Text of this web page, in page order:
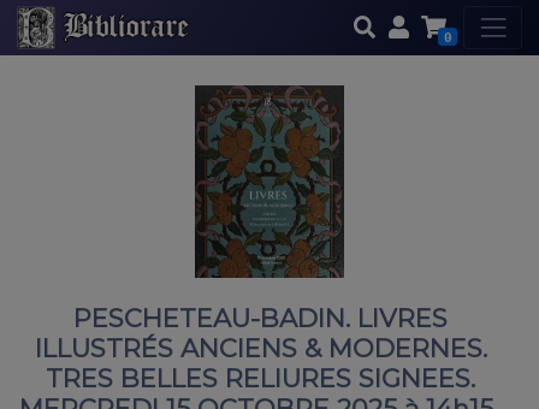
0
PESCHETEAU-BADIN. LIVRES
ILLUSTRÉS ANCIENS & MODERNES.
TRES BELLES RELIURES SIGNEES.